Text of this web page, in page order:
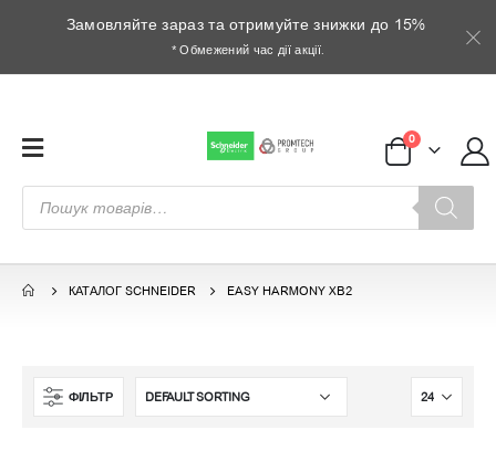
Замовляйте зараз та отримуйте знижки до 15%
* Обмежений час дії акції.
Пошук
товарів
0
КАТАЛОГ SCHNEIDER EASY HARMONY XB2
ФІЛЬТР